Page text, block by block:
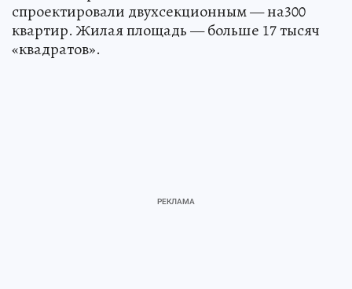
спроектировали двухсекционным — на300
квартир. Жилая площадь — больше 17 тысяч
«квадратов».